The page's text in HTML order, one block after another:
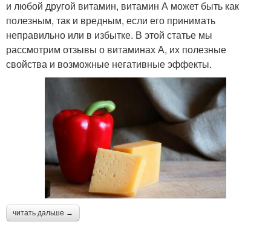
и любой другой витамин, витамин А может быть как
полезным, так и вредным, если его принимать
неправильно или в избытке. В этой статье мы
рассмотрим отзывы о витаминах А, их полезные
свойства и возможные негативные эффекты.
читать дальше →